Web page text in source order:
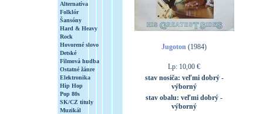
Alternatíva
Folklór
Šansóny
Hard & Heavy
Rock
Hovorené slovo
Detské
Filmová hudba
Ostatné žánre
Elektronika
Hip Hop
Pop 80s
SK/CZ tituly
Muzikál
Jugoton (1984)
Lp: 10,00 €
stav nosiča: veľmi dobrý -
výborný
stav obalu: veľmi dobrý -
výborný